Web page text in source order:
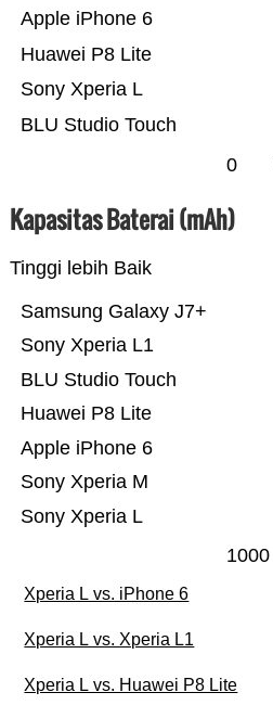
BLU Studio Touch
Sony Xperia L
Huawei P8 Lite
Apple iPhone 6
0
Kapasitas Baterai (mAh)
Tinggi lebih Baik
Sony Xperia L
Sony Xperia M
Apple iPhone 6
Huawei P8 Lite
BLU Studio Touch
Sony Xperia L1
Samsung Galaxy J7+
1000
Xperia L vs. iPhone 6
Xperia L vs. Xperia L1
Xperia L vs. Huawei P8 Lite